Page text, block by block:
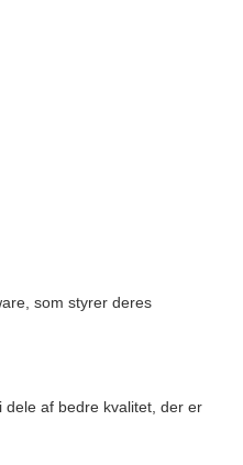
som styrer deres
af bedre kvalitet, der er